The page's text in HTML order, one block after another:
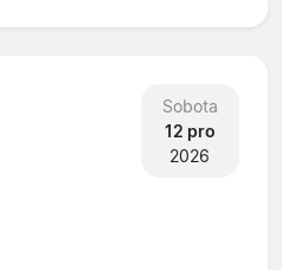
Sobota
12 pro
2026